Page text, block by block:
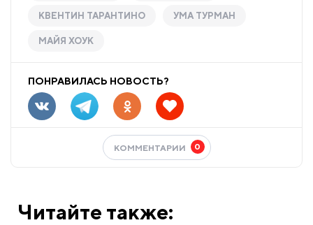
КВЕНТИН ТАРАНТИНО УМА ТУРМАН
МАЙЯ ХОУК
ПОНРАВИЛАСЬ НОВОСТЬ?
КОММЕНТАРИИ 0
Читайте также: